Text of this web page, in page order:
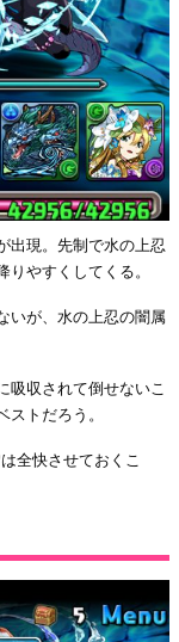
出現。先制で水の上忍
やすくしてくる。
いが、水の上忍の闇属
吸収されて倒せないこ
トだろう。
全快させておくこ